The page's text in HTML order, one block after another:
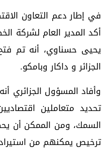
في إطار دعم التعاون
أكد المدير العام لشركة
يحيى حسناوي، أنه تم
الجزائر و داكار وبامكو.
وأفاد المسؤول الجزائري
تحديد متعاملين
السمك، ومن الممكن أن
ترخيص يمكنهم من